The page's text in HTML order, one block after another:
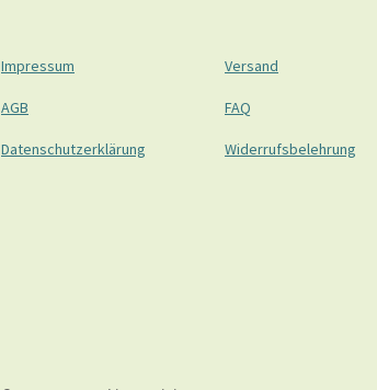
Impressum
AGB
Datenschutzerklärung
Versand
FAQ
Widerrufsbelehrung